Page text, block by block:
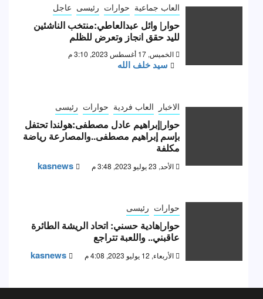
العاب جماعية حوارات رئيسى عاجل
حوار| وائل عبدالعاطي:منتخب الناشئين
لليد حقق انجاز وتعرض للظلم
الخميس, 17 أغسطس 2023, 3:10 م
سيد خلف الله
الاخبار العاب فردية حوارات رئيسى
حوار|إبراهيم عادل مصطفى:هولندا تحتفل
بإسم إبراهيم مصطفى..والمصارعة رياضة
مكلفة
الأحد, 23 يوليو 2023, 3:48 م kasnews
حوارات رئيسى
حوار|هادية حسني: اتحاد الريشة الطائرة
عاقبني.. واللعبة تتراجع
الأربعاء, 12 يوليو 2023, 4:08 م kasnews